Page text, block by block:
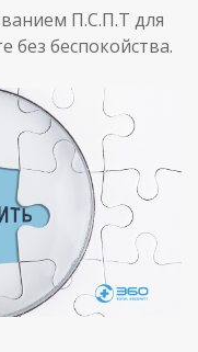
П.С.П.T для
без беспокойства.